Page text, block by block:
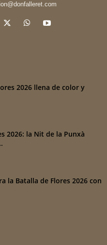
2026 llena de color y
2026: la Nit de la Punxà
la Batalla de Flores 2026 con